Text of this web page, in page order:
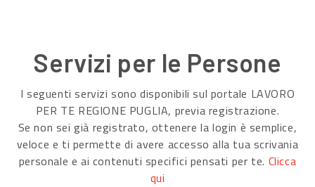
Servizi per le Persone
I seguenti servizi sono disponibili sul portale LAVORO
PER TE REGIONE PUGLIA, previa registrazione.
Se non sei già registrato, ottenere la login è semplice,
veloce e ti permette di avere accesso alla tua scrivania
personale e ai contenuti specifici pensati per te. Clicca
qui